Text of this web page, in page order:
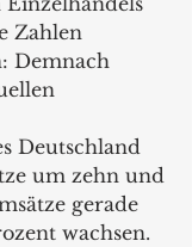
Zahlen
Demnach
Deutschland
um zehn und
gerade
wachsen.